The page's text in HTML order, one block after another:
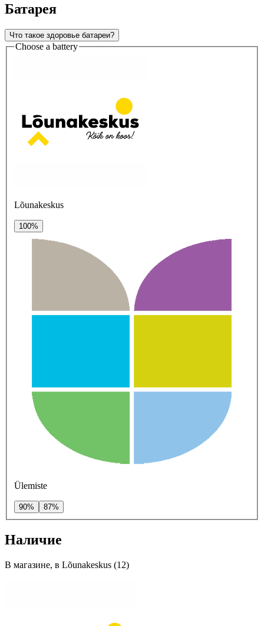
Батарея
Что такое здоровье батареи?
Choose a battery
Lõunakeskus
100%
Ülemiste
90% 87%
Наличие
В магазине, в Lõunakeskus (12)